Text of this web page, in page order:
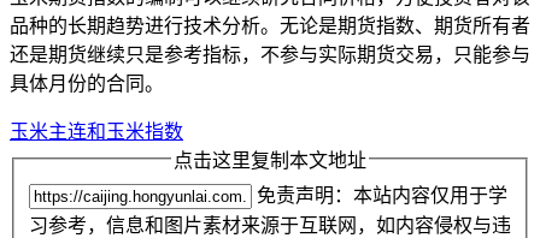
品种的长期趋势进行技术分析。无论是期货指数、期货所有者
还是期货继续只是参考指标，不参与实际期货交易，只能参与
具体月份的合同。
玉米主连和玉米指数
点击这里复制本文地址
免责声明：本站内容仅用于学
习参考，信息和图片素材来源于互联网，如内容侵权与违